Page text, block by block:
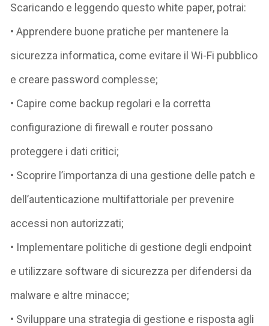
Scaricando e leggendo questo white paper, potrai:
• Apprendere buone pratiche per mantenere la
sicurezza informatica, come evitare il Wi-Fi pubblico
e creare password complesse;
• Capire come backup regolari e la corretta
configurazione di firewall e router possano
proteggere i dati critici;
• Scoprire l’importanza di una gestione delle patch e
dell’autenticazione multifattoriale per prevenire
accessi non autorizzati;
• Implementare politiche di gestione degli endpoint
e utilizzare software di sicurezza per difendersi da
malware e altre minacce;
• Sviluppare una strategia di gestione e risposta agli